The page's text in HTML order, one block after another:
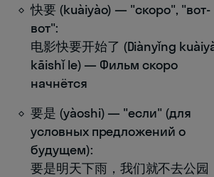
快要 (kuàiyào) — "скоро", "вот-
вот":
电影快要开始了 (Diànyǐng
kāishǐ le) — Фильм скоро
начнётся
要是 (yàoshi) — "если" (для
условных предложений о
будущем):
要是明天下雨，我们就不去公园